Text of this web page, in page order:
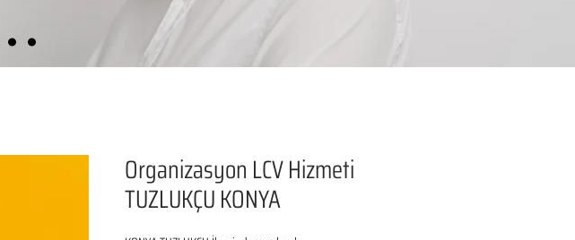
Organizasyon LCV Hizmeti
TUZLUKÇU KONYA